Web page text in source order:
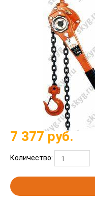
7 377руб.
Количество: